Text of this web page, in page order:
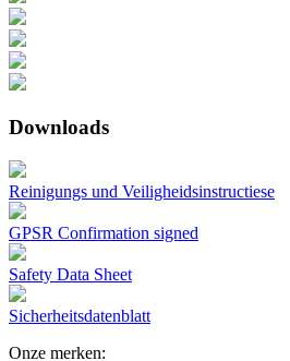
Downloads
Reinigungs und Veiligheidsinstructiese
GPSR Confirmation signed
Safety Data Sheet
Sicherheitsdatenblatt
Onze merken: